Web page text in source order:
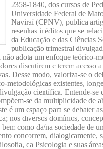
2358-1840, dos cursos de
Universidade Federal de
Naviraí (CPNV), publica
resenhas inéditos que se
da Educação e das Ciências
publicação trimestral
adota um enfoque teórico-
discutirem e terem acesso
Desse modo, valoriza-se o
metodológicas existentes,
científica. Entende-se
se da multiplicidade de
é um espaço para se debater
nos diversos domínios,
como da/na sociedade de
concorrem, dialogicamente,
da Psicologia e suas